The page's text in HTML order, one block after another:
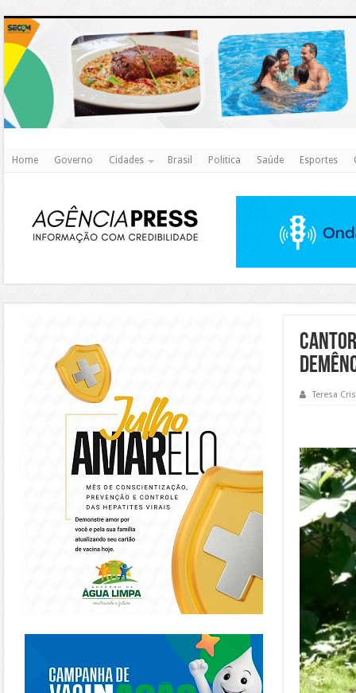
Home Governo Cidades Brasil Politica Saúde Esportes
Teresa
https://piracanjuba.go.gov.br/